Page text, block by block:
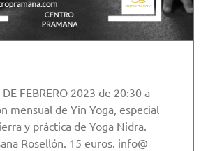
FEBRERO 2023 de 20:30 a
mensual de Yin Yoga, especial
y práctica de Yoga Nidra.
Rosellón. 15 euros. info@